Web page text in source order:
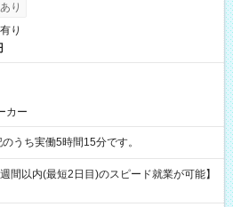
り
り
カー
※表記のうち実働5時間15分です。
間以内(最短2日目)のスピード就業が可能】